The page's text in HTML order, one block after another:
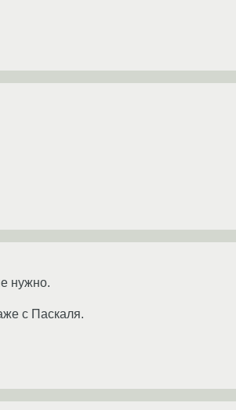
нужно.
с Паскаля.